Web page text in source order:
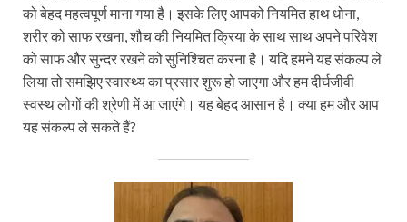
को बेहद महत्वपूर्ण माना गया है। इसके लिए आपको नियमित हाथ धोना,
शरीर को साफ रखना, शौच की नियमित क्रिया के साथ साथ अपने परिवेश
को साफ और सुन्दर रखने को सुनिश्चित करना है। यदि हमने यह संकल्प ले
लिया तो समझिए स्वास्थ्य का प्रसार शुरू हो जाएगा और हम दीर्घजीवी
स्वस्थ लोगों की श्रेणी में आ जाएंगे। यह बेहद आसान है। क्या हम और आप
यह संकल्प ले सकते हैं?